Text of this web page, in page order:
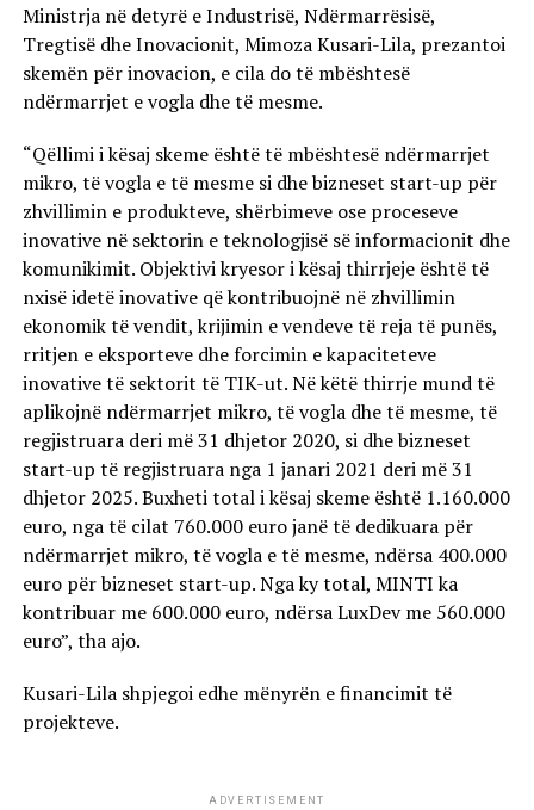
Ministrja në detyrë e Industrisë, Ndërmarrësisë,
Tregtisë dhe Inovacionit, Mimoza Kusari-Lila, prezantoi
skemën për inovacion, e cila do të mbështesë
ndërmarrjet e vogla dhe të mesme.
“Qëllimi i kësaj skeme është të mbështesë ndërmarrjet
mikro, të vogla e të mesme si dhe bizneset start-up për
zhvillimin e produkteve, shërbimeve ose proceseve
inovative në sektorin e teknologjisë së informacionit dhe
komunikimit. Objektivi kryesor i kësaj thirrjeje është të
nxisë idetë inovative që kontribuojnë në zhvillimin
ekonomik të vendit, krijimin e vendeve të reja të punës,
rritjen e eksporteve dhe forcimin e kapaciteteve
inovative të sektorit të TIK-ut. Në këtë thirrje mund të
aplikojnë ndërmarrjet mikro, të vogla dhe të mesme, të
regjistruara deri më 31 dhjetor 2020, si dhe bizneset
start-up të regjistruara nga 1 janari 2021 deri më 31
dhjetor 2025. Buxheti total i kësaj skeme është 1.160.000
euro, nga të cilat 760.000 euro janë të dedikuara për
ndërmarrjet mikro, të vogla e të mesme, ndërsa 400.000
euro për bizneset start-up. Nga ky total, MINTI ka
kontribuar me 600.000 euro, ndërsa LuxDev me 560.000
euro”, tha ajo.
Kusari-Lila shpjegoi edhe mënyrën e financimit të
projekteve.
ADVERTISEMENT